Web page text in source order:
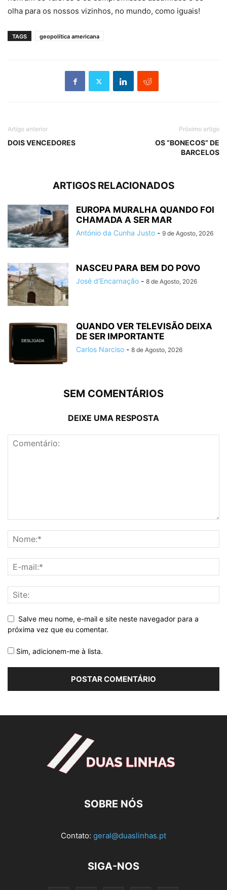
olha para os nossos vizinhos, no mundo, como iguais!
TAGS geopolítica americana
Artigo anterior
DOIS VENCEDORES
Próximo artigo
OS “BONECOS” DE
BARCELOS
ARTIGOS RELACIONADOS
EUROPA MURALHA QUANDO FOI
CHAMADA A SER MAR
António da Cunha Justo - 9 de Agosto, 2026
NASCEU PARA BEM DO POVO
José d'Encarnação - 8 de Agosto, 2026
QUANDO VER TELEVISÃO DEIXA
DE SER IMPORTANTE
Carlos Narciso - 8 de Agosto, 2026
SEM COMENTÁRIOS
DEIXE UMA RESPOSTA
Salve meu nome, e-mail e site neste navegador para a
próxima vez que eu comentar.
Sim, adicionem-me à lista.
SOBRE NÓS
Contato: geral@duaslinhas.pt
SIGA-NOS